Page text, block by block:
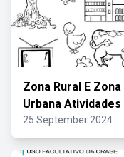
Zona Rural E Zona
Urbana Atividades
25 September 2024